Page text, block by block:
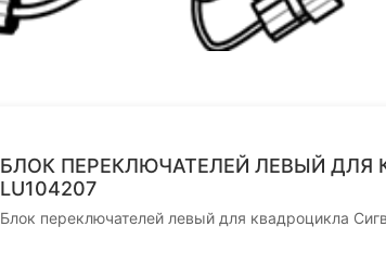
БЛОК ПЕРЕКЛЮЧАТЕЛЕЙ ЛЕВЫЙ ДЛЯ
LU104207
Блок переключателей левый для квадроцикла